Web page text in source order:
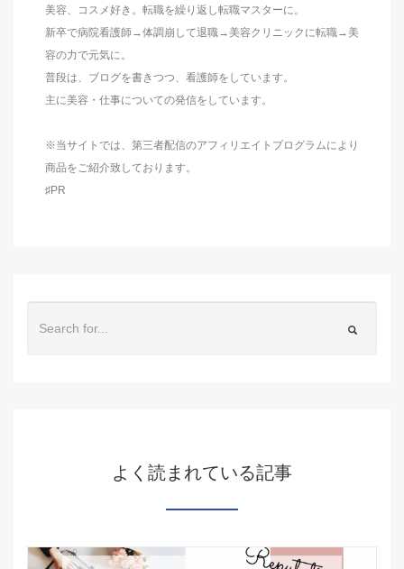
美容、コスメ好き。転職を繰り返し転職マスターに。
新卒で病院看護師→体調崩して退職→美容クリニックに転職→美
容の力で元気に。
普段は、ブログを書きつつ、看護師をしています。
主に美容・仕事についての発信をしています。
※当サイトでは、第三者配信のアフィリエイトプログラムにより
商品をご紹介致しております。
♯PR
よく読まれている記事